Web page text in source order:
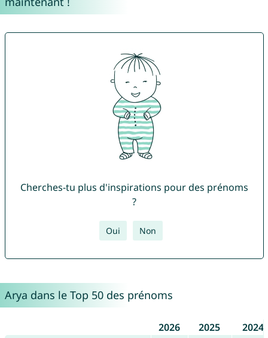
Cherches-tu plus d'inspirations pour des prénoms
?
Oui Non
Arya dans le Top 50 des prénoms
2026 2025
2024